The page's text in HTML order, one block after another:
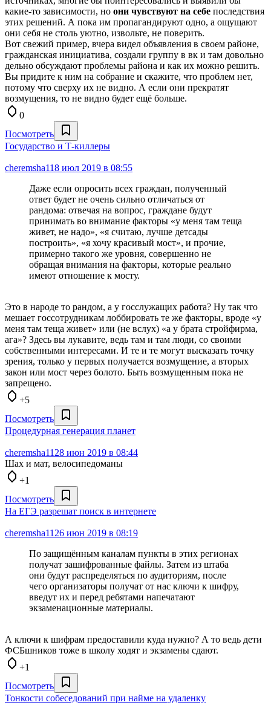
какие-то зависимости, но они чувствуют на себе последствия
этих решений. А пока им пропагандируют одно, а ощущают
они себя не столь уютно, извольте, не поверить.
Вот свежий пример, вчера видел объявления в своем районе,
гражданская инициатива, создали группу в вк и там довольно
дельно обсуждают проблемы района и как их можно решить.
Вы придите к ним на собрание и скажите, что проблем нет,
потому что сверху их не видно. А если они прекратят
возмущения, то не видно будет ещё больше.
0
Посмотреть
Государство и Т-киллеры
cheremsha118 июл 2019 в 08:55
Даже если опросить всех граждан, полученный
ответ будет не очень сильно отличаться от
рандома: отвечая на вопрос, граждане будут
принимать во внимание факторы «у меня там теща
живет, не надо», «я считаю, лучше детсады
построить», «я хочу красивый мост», и прочие,
примерно такого же уровня, совершенно не
обращая внимания на факторы, которые реально
имеют отношение к мосту.
Это в народе то рандом, а у госслужащих работа? Ну так что
мешает госсотрудникам лоббировать те же факторы, вроде «у
меня там теща живет» или (не вслух) «а у брата стройфирма,
ага»? Здесь вы лукавите, ведь там и там люди, со своими
собственными интересами. И те и те могут высказать точку
зрения, только у первых получается возмущение, а вторых
закон или мост через болото. Быть возмущенным пока не
запрещено.
+5
Посмотреть
Процедурная генерация планет
cheremsha11 28 июн 2019 в 08:44
Шах и мат, велосипедоманы
+1
Посмотреть
На ЕГЭ разрешат поиск в интернете
cheremsha11 26 июн 2019 в 08:19
По защищённым каналам пункты в этих регионах
получат зашифрованные файлы. Затем из штаба
они будут распределяться по аудиториям, после
чего организаторы получат от нас ключи к шифру,
введут их и перед ребятами напечатают
экзаменационные материалы.
А ключи к шифрам предоставили куда нужно? А то ведь дети
ФСБшников тоже в школу ходят и экзамены сдают.
+1
Посмотреть
Тонкости собеседований при найме на удаленку